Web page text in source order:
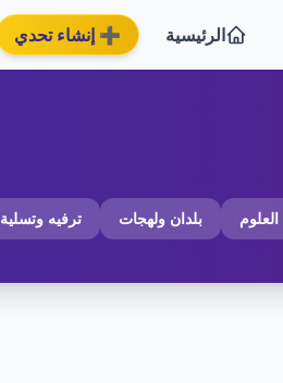
الرئيسية ➕ إنشاء تحدي
العلوم بلدان ولهجات ترفيه وتسلية